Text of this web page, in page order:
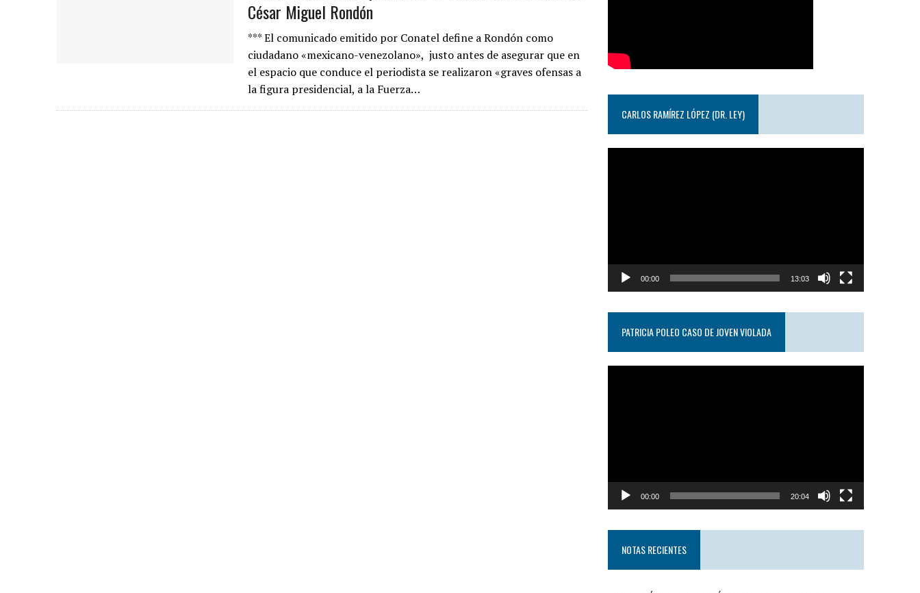
César Miguel Rondón
*** El comunicado emitido por Conatel define a Rondón como
ciudadano «mexicano-venezolano», justo antes de asegurar que en
el espacio que conduce el periodista se realizaron «graves ofensas a
la figura presidencial, a la Fuerza…
CARLOS RAMÍREZ LÓPEZ (DR. LEY)
00:00 13:03
PATRICIA POLEO CASO DE JOVEN VIOLADA
00:00 20:04
NOTAS RECIENTES